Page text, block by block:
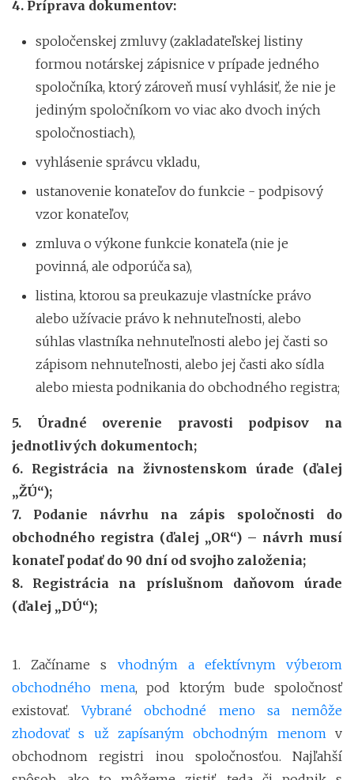
4. Príprava dokumentov:
spoločenskej zmluvy (zakladateľskej listiny
formou notárskej zápisnice v prípade jedného
spoločníka, ktorý zároveň musí vyhlásiť, že nie je
jediným spoločníkom vo viac ako dvoch iných
spoločnostiach),
vyhlásenie správcu vkladu,
ustanovenie konateľov do funkcie - podpisový
vzor konateľov,
zmluva o výkone funkcie konateľa (nie je
povinná, ale odporúča sa),
listina, ktorou sa preukazuje vlastnícke právo
alebo užívacie právo k nehnuteľnosti, alebo
súhlas vlastníka nehnuteľnosti alebo jej časti so
zápisom nehnuteľnosti, alebo jej časti ako sídla
alebo miesta podnikania do obchodného registra;
5. Úradné overenie pravosti podpisov na
jednotlivých dokumentoch;
6. Registrácia na živnostenskom úrade (ďalej
„ŽÚ“);
7. Podanie návrhu na zápis spoločnosti do
obchodného registra (ďalej „OR“) – návrh musí
konateľ podať do 90 dní od svojho založenia;
8. Registrácia na príslušnom daňovom úrade
(ďalej „DÚ“);
1. Začíname s vhodným a efektívnym výberom
obchodného mena, pod ktorým bude spoločnosť
existovať.Vybrané obchodné meno sa nemôže
zhodovať s už zapísaným obchodným menom v
obchodnom registri inou spoločnosťou. Najľahší